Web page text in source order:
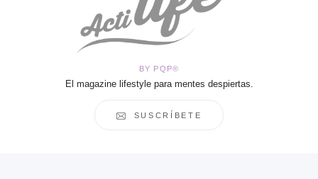
BY PQP®
El magazine lifestyle para mentes despiertas.
SUSCRÍBETE
HOME
Salud